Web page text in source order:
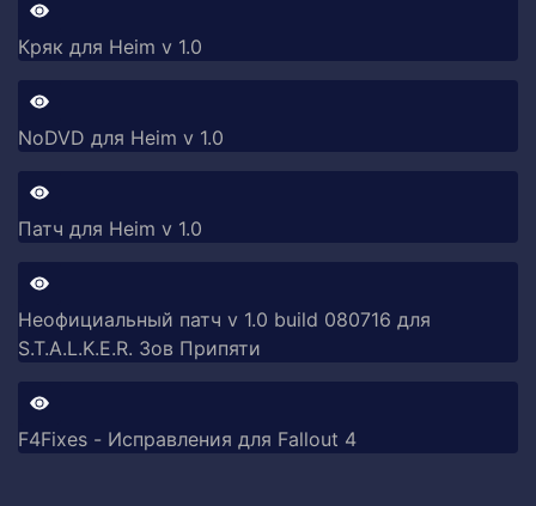
Кряк для Heim v 1.0
NoDVD для Heim v 1.0
Патч для Heim v 1.0
Неофициальный патч v 1.0 build 080716 для
S.T.A.L.K.E.R. Зов Припяти
F4Fixes - Исправления для Fallout 4